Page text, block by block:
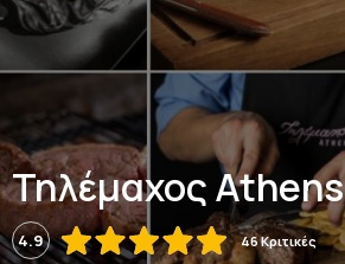
Τηλέμαχος Athens
4.9 46 Κριτικές